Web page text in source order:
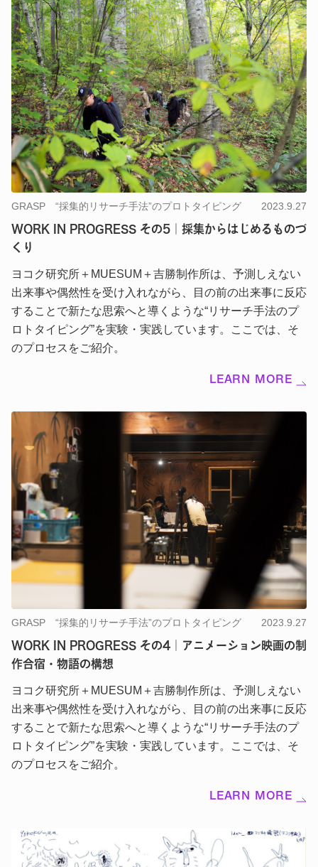
GRASP “採集的リサーチ手法”のプロトタイピング 2023.9.27
WORK IN PROGRESS その5｜採集からはじめるものづ
くり
ヨコク研究所＋MUESUM＋吉勝制作所は、予測しえない
出来事や偶然性を受け入れながら、目の前の出来事に反応
することで新たな思索へと導くような“リサーチ手法のプ
ロトタイピング”を実験・実践しています。ここでは、そ
のプロセスをご紹介。
LEARN MORE
GRASP “採集的リサーチ手法”のプロトタイピング 2023.9.27
WORK IN PROGRESS その4｜アニメーション映画の制
作合宿・物語の構想
ヨコク研究所＋MUESUM＋吉勝制作所は、予測しえない
出来事や偶然性を受け入れながら、目の前の出来事に反応
することで新たな思索へと導くような“リサーチ手法のプ
ロトタイピング”を実験・実践しています。ここでは、そ
のプロセスをご紹介。
LEARN MORE